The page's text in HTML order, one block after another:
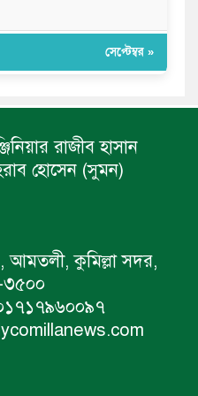
সেপ্টেম্বর »
রাজীব হাসান
হোসেন (সুমন)
আমতলী, কুমিল্লা সদর,
৩৫০০